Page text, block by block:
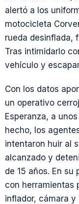
alertó a los
motocicleta
rueda desinflada,
Tras intimidarlo
vehículo y
Con los datos
un operativo
Esperanza, a
hecho, los
intentaron huir al
alcanzado y
de 15 años. En
con herramientas
inflador, cámara y